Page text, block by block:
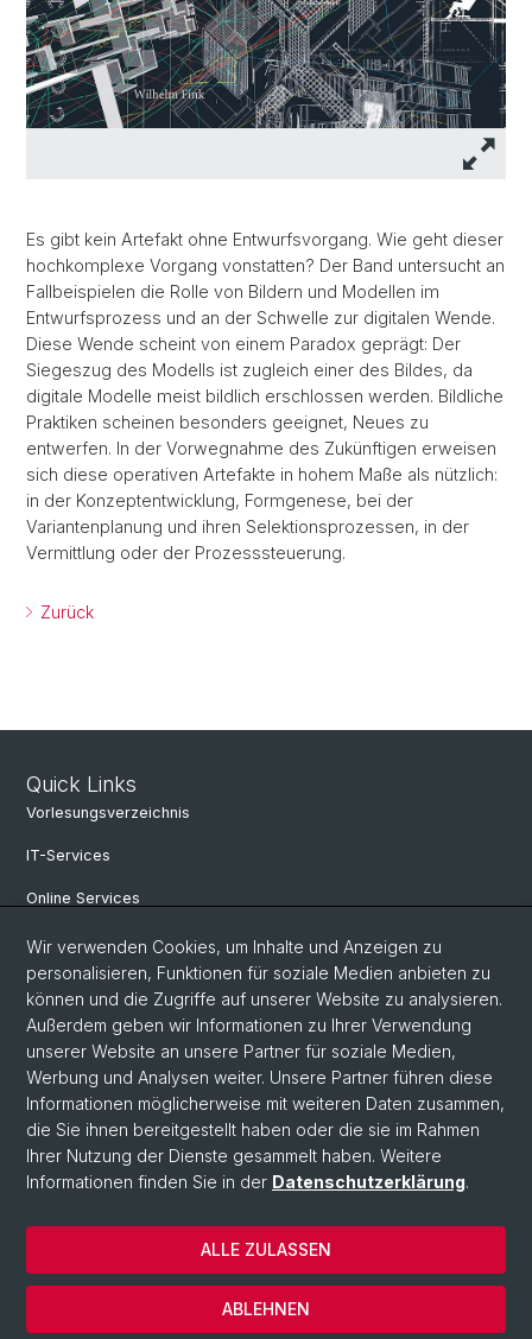
Es gibt kein Artefakt ohne Entwurfsvorgang. Wie geht dieser
hochkomplexe Vorgang vonstatten? Der Band untersucht an
Fallbeispielen die Rolle von Bildern und Modellen im
Entwurfsprozess und an der Schwelle zur digitalen Wende.
Diese Wende scheint von einem Paradox geprägt: Der
Siegeszug des Modells ist zugleich einer des Bildes, da
digitale Modelle meist bildlich erschlossen werden. Bildliche
Praktiken scheinen besonders geeignet, Neues zu
entwerfen. In der Vorwegnahme des Zukünftigen erweisen
sich diese operativen Artefakte in hohem Maße als nützlich:
in der Konzeptentwicklung, Formgenese, bei der
Variantenplanung und ihren Selektionsprozessen, in der
Vermittlung oder der Prozesssteuerung.
Zurück
Quick Links
Vorlesungsverzeichnis
IT-Services
Online Services
Personensuche
Veranstaltungen
Stellenangebote
Archiv eikones NFS Bildkritik 2005 - 2017
© Universität Basel
Datenschutzerklärung
Philosophisch-Historische Fakultät
Wir verwenden Cookies, um Inhalte und Anzeigen zu
personalisieren, Funktionen für soziale Medien anbieten zu
können und die Zugriffe auf unserer Website zu analysieren.
Außerdem geben wir Informationen zu Ihrer Verwendung
unserer Website an unsere Partner für soziale Medien,
Werbung und Analysen weiter. Unsere Partner führen diese
Informationen möglicherweise mit weiteren Daten zusammen,
die Sie ihnen bereitgestellt haben oder die sie im Rahmen
Ihrer Nutzung der Dienste gesammelt haben. Weitere
Informationen finden Sie in der Datenschutzerklärung.
ABLEHNEN
ALLE ZULASSEN